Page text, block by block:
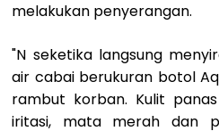
melakukan penyerangan.
"N seketika langsung
air cabai berukuran botol
rambut korban. Kulit
iritasi, mata merah dan